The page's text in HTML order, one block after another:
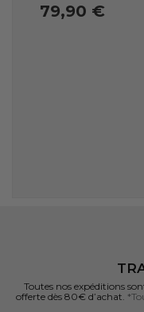
79,90 €
Toutes nos expéditions
offerte dès 80€ d’achat.